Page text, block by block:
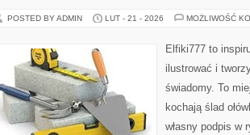
POSTED BY ADMIN LUT - 21 - 2026 MOŻLIWOŚĆ
Elfiki777 to
ilustrować i
świadomy. To
kochają ślad
własny podpis w